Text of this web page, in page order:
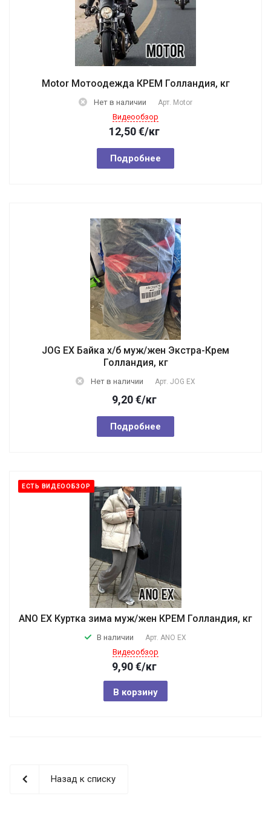
Motor Мотоодежда КРЕМ Голландия, кг
Нет в наличии Арт. Motor
Видеообзор
12,50€/кг
Подробнее
JOG EX Байка х/б муж/жен Экстра-Крем
Голландия, кг
Нет в наличии Арт. JOG EX
9,20€/кг
Подробнее
ЕСТЬ ВИДЕООБЗОР
ANO EX Куртка зима муж/жен КРЕМ Голландия, кг
В наличии Арт. ANO EX
Видеообзор
9,90€/кг
В корзину
Назад к списку